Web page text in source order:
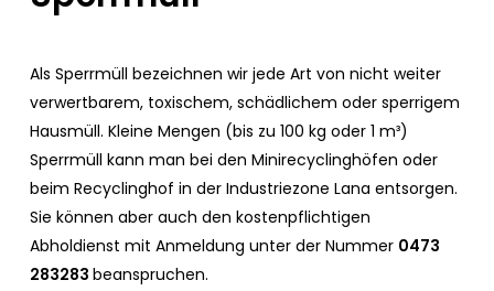
Als Sperrmüll bezeichnen wir jede Art von nicht weiter
verwertbarem, toxischem, schädlichem oder sperrigem
Hausmüll. Kleine Mengen (bis zu 100 kg oder 1 m³)
Sperrmüll kann man bei den Minirecyclinghöfen oder
beim Recyclinghof in der Industriezone Lana entsorgen.
Sie können aber auch den kostenpflichtigen
Abholdienst mit Anmeldung unter der Nummer 0473
283283 beanspruchen.